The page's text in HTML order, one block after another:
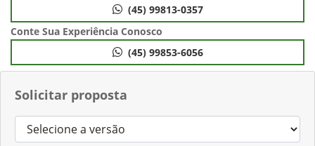
Solicitar proposta
(45) 99813-0357
Conte Sua Experiência Conosco
(45) 99853-6056